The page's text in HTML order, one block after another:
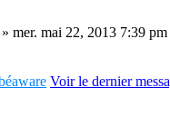
» mer. mai 22, 2013 7:39 pm
Voir le dernier